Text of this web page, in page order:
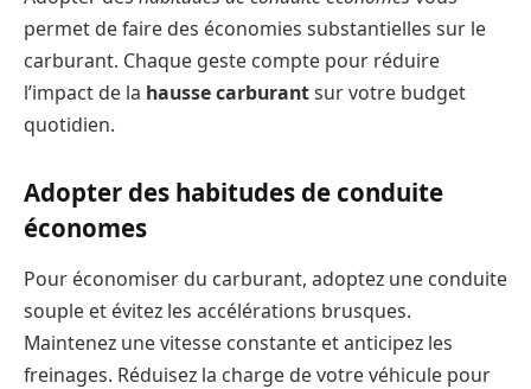
permet de faire des économies substantielles sur le
carburant. Chaque geste compte pour réduire
l’impact de la hausse carburantsur votre budget
quotidien.
Adopter des habitudes de conduite
économes
Pour économiser du carburant, adoptez une conduite
souple et évitez les accélérations brusques.
Maintenez une vitesse constante et anticipez les
freinages. Réduisez la charge de votre véhicule pour